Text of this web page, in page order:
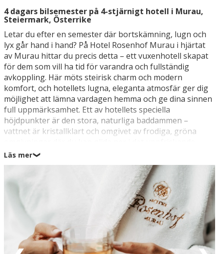
4 dagars bilsemester på 4-stjärnigt hotell i Murau,
Steiermark, Österrike
Letar du efter en semester där bortskämning, lugn och
lyx går hand i hand? På Hotel Rosenhof Murau i hjärtat
av Murau hittar du precis detta – ett vuxenhotell skapat
för dem som vill ha tid för varandra och fullständig
avkoppling. Här möts steirisk charm och modern
komfort, och hotellets lugna, eleganta atmosfär ger dig
möjlighet att lämna vardagen hemma och ge dina sinnen
full uppmärksamhet. Ett av hotellets speciella
höjdpunkter är den stora, naturliga baddammen –
vattnet är kristallklart och omgivet av frodiga, gröna
vattnet, njuta av solen eller låta kvällen sakta passera i
en fridfull, exklusiv miljö. Från hotellets lyxiga
semesterstugor har du direkt tillgång från terrassen till
dammen, men hotellet erbjuder också klassiska rum, så
du kan välja det boende som passar bäst för din
semester. Samtidigt har du fri tillgång till
wellnessområdet med relaxavdelning, ångbad, infraröd
kabin, bastu och uppvärmd utomhuspool, vilket ger ännu
fler möjligheter till avkoppling och välmående.
Läs mer❯